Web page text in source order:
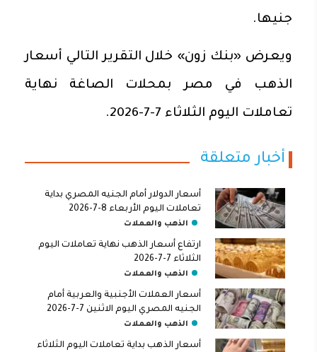
جنيها.
ويعرض «بنك زون» خلال التقرير التالي أسعار
الذهب في مصر بمحلات الصاغة نهاية
تعاملات اليوم الثلاثاء 7-7-2026.
أخبار متعلقة
أسعار الدولار أمام الجنيه المصري بداية
تعاملات اليوم الأربعاء 8-7-2026
الذهب والعملات
ارتفاع أسعار الذهب نهاية تعاملات اليوم
الثلاثاء 7-7-2026
الذهب والعملات
أسعار العملات الأجنبية والعربية أمام
الجنيه المصري اليوم الاثنين 7-7-2026
الذهب والعملات
أسعار الذهب بداية تعاملات اليوم الثلاثاء